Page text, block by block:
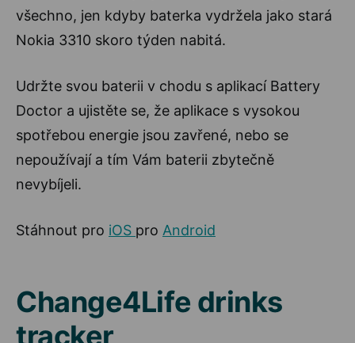
všechno, jen kdyby baterka vydržela jako stará
Nokia 3310 skoro týden nabitá.
Udržte svou baterii v chodu s aplikací Battery
Doctor a ujistěte se, že aplikace s vysokou
spotřebou energie jsou zavřené, nebo se
nepoužívají a tím Vám baterii zbytečně
nevybíjeli.
Stáhnout pro iOS pro Android
Change4Life drinks
tracker